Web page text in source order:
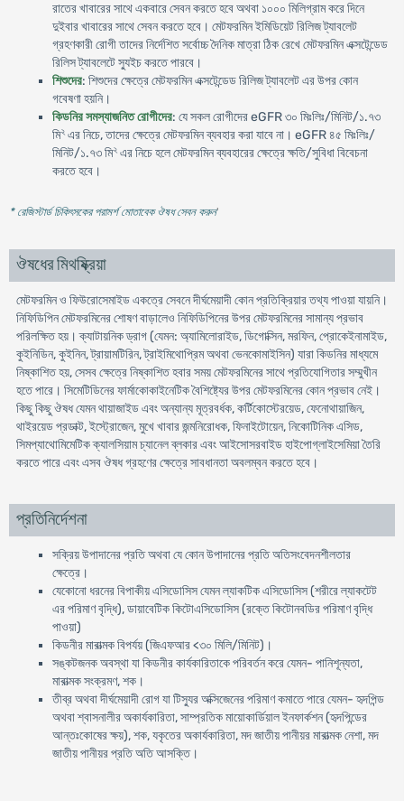
রাতের খাবারের সাথে একবারে সেবন করতে হবে অথবা ১০০০ মিলিগ্রাম করে দিনে
দুইবার খাবারের সাথে সেবন করতে হবে। মেটফরমিন ইমিডিয়েট রিলিজ ট্যাবলেট
গ্রহণকারী রোগী তাদের নির্দেশিত সর্বোচ্চ দৈনিক মাত্রা ঠিক রেখে মেটফরমিন এক্সটেন্ডেড
রিলিস ট্যাবলেটে স্যুইচ করতে পারবে।
শিশুদের: শিশুদের ক্ষেত্রে মেটফরমিন এক্সটেন্ডেড রিলিজ ট্যাবলেট এর উপর কোন
গবেষণা হয়নি।
কিডনির সমস্যাজনিত রোগীদের: যে সকল রোগীদের eGFR ৩০ মিঃলিঃ/মিনিট/১.৭৩
মি২এর নিচে, তাদের ক্ষেত্রে মেটফরমিন ব্যবহার করা যাবে না। eGFR ৪৫ মিঃলিঃ/
মিনিট/১.৭৩ মি২এর নিচে হলে মেটফরমিন ব্যবহারের ক্ষেত্রে ক্ষতি/সুবিধা বিবেচনা
করতে হবে।
* রেজিস্টার্ড চিকিৎসকের পরামর্শ মোতাবেক ঔষধ সেবন করুন'
ঔষধের মিথষ্ক্রিয়া
মেটফরমিন ও ফিউরোসেমাইড একত্রে সেবনে দীর্ঘমেয়াদী কোন প্রতিক্রিয়ার তথ্য পাওয়া যায়নি।
নিফিডিপিন মেটফরমিনের শোষণ বাড়ালেও নিফিডিপিনের উপর মেটফরমিনের সামান্য প্রভাব
পরিলক্ষিত হয়। ক্যাটায়নিক ড্রাগ (যেমন: অ্যামিলোরাইড, ডিগোক্সিন, মরফিন, প্রোকেইনামাইড,
কুইনিডিন, কুইনিন, ট্রায়ামটিরিন, ট্রাইমিথোপ্রিম অথবা ভেনকোমাইসিন) যারা কিডনির মাধ্যমে
নিষ্কাশিত হয়, সেসব ক্ষেত্রে নিষ্কাশিত হবার সময় মেটফরমিনের সাথে প্রতিযোগিতার সম্মুখীন
হতে পারে। সিমেটিডিনের ফার্মাকোকাইনেটিক বৈশিষ্ট্যের উপর মেটফরমিনের কোন প্রভাব নেই।
কিছু কিছু ঔষধ যেমন থায়াজাইড এবং অন্যান্য মূত্রবর্ধক, কর্টিকোস্টেরয়েড, ফেনোথায়াজিন,
থাইরয়েড প্রডাক্ট, ইস্ট্রোজেন, মুখে খাবার জন্মনিরোধক, ফিনাইটোয়েন, নিকোটিনিক এসিড,
সিমপ্যাথোমিমেটিক ক্যালসিয়াম চ্যানেল ব্লকার এবং আইসোসরবাইড হাইপোগ্লাইসেমিয়া তৈরি
করতে পারে এবং এসব ঔষধ গ্রহণের ক্ষেত্রে সাবধানতা অবলম্বন করতে হবে।
প্রতিনির্দেশনা
সক্রিয় উপাদানের প্রতি অথবা যে কোন উপাদানের প্রতি অতিসংবেদনশীলতার
ক্ষেত্রে।
যেকোনো ধরনের বিপাকীয় এসিডোসিস যেমন ল্যাকটিক এসিডোসিস (শরীরে ল্যাকটেট
এর পরিমাণ বৃদ্ধি), ডায়াবেটিক কিটোএসিডোসিস (রক্তে কিটোনবডির পরিমাণ বৃদ্ধি
পাওয়া)
কিডনীর মারাত্মক বিপর্যয় (জিএফআর <৩০ মিলি/মিনিট)।
সঙ্কটজনক অবস্থা যা কিডনীর কার্যকারিতাকে পরিবর্তন করে যেমন- পানিশূন্যতা,
মারাত্মক সংক্রমণ, শক।
তীব্র অথবা দীর্ঘমেয়াদী রোগ যা টিস্যুর অক্সিজেনের পরিমাণ কমাতে পারে যেমন- হৃদপিন্ড
অথবা শ্বাসনালীর অকার্যকারিতা, সাম্প্রতিক মায়োকার্ডিয়াল ইনফার্কশন (হৃদপিন্ডের
আন্তঃকোষের ক্ষয়), শক, যকৃতের অকার্যকারিতা, মদ জাতীয় পানীয়র মারাত্মক নেশা, মদ
জাতীয় পানীয়র প্রতি অতি আসক্তি।